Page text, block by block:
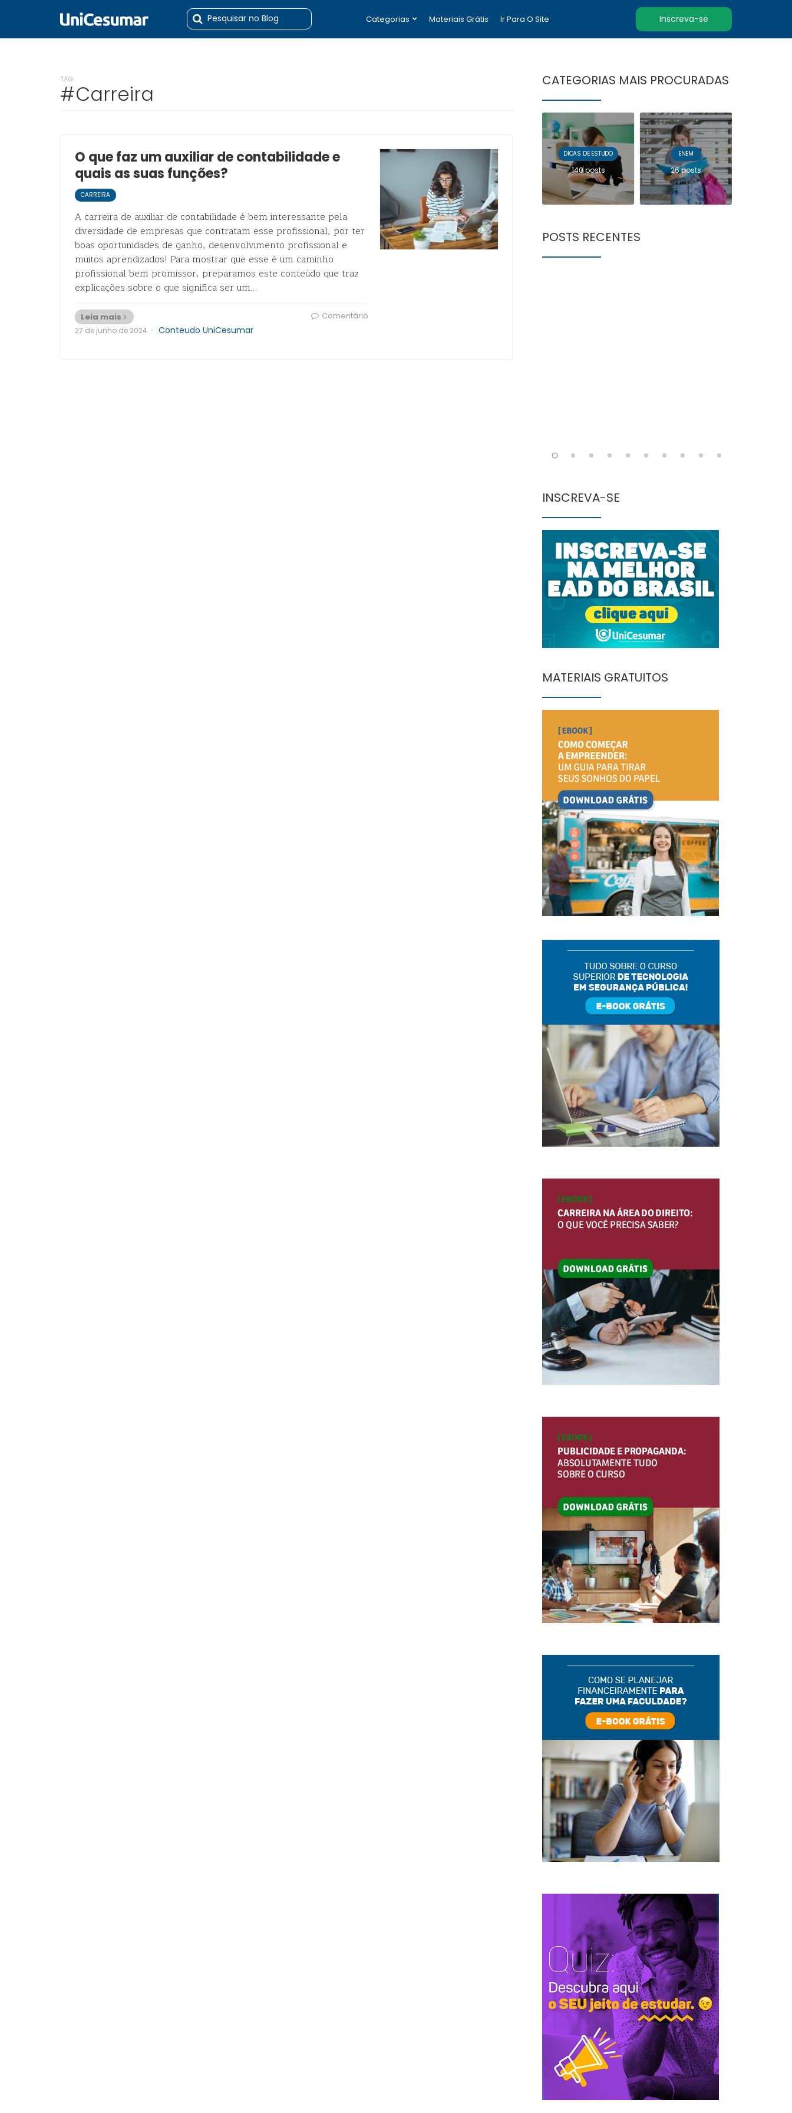
Categorias Materiais Grátis Ir Para O Site Inscreva-se
TAG
#Carreira
O que faz um auxiliar de contabilidade e
quais as suas funções?
CARREIRA
A carreira de auxiliar de contabilidade é bem interessante pela
diversidade de empresas que contratam esse profissional, por ter
boas oportunidades de ganho, desenvolvimento profissional e
muitos aprendizados! Para mostrar que esse é um caminho
profissional bem promissor, preparamos este conteúdo que traz
explicações sobre o que significa ser um…
Leia mais Comentário
27 de junho de 2024 · Conteudo UniCesumar
CATEGORIAS MAIS PROCURADAS
DICAS DE ESTUDO
140 posts
ENEM
26 posts
POSTS RECENTES
INSCREVA-SE
MATERIAIS GRATUITOS